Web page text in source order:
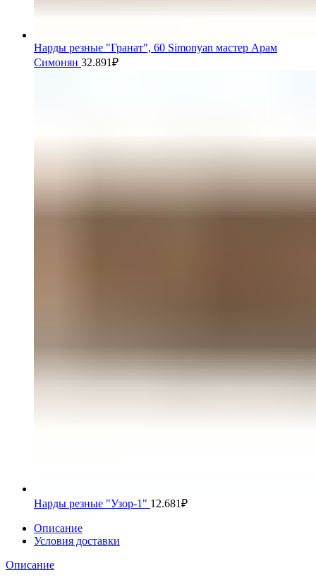
Нарды резные "Гранат", 60 Simonyan мастер Арам
Симонян 32.891₽
Нарды резные "Узор-1" 12.681₽
Описание
Условия доставки
Описание